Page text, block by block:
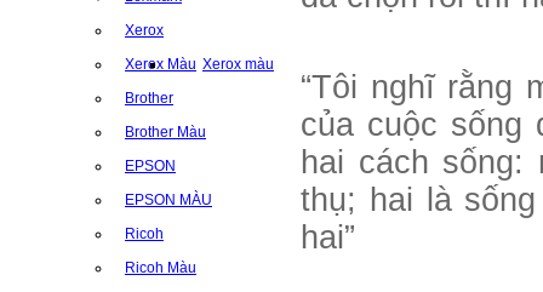
Xerox
Xerox Màu Xerox màu
Brother
Brother Màu
EPSON
EPSON MÀU
Ricoh
Ricoh Màu
“Tôi nghĩ rằng
của cuộc sống
hai cách
thụ; hai là
hai”